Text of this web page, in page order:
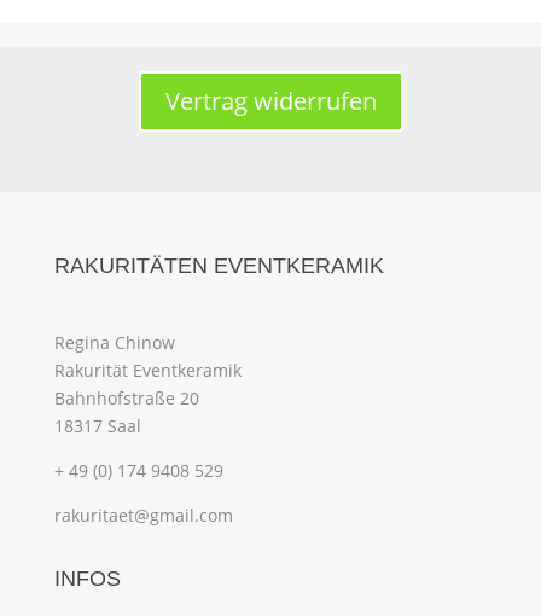
Vertrag widerrufen
RAKURITÄTEN EVENTKERAMIK
Regina Chinow
Rakurität Eventkeramik
Bahnhofstraße 20
18317 Saal
+ 49 (0) 174 9408 529
rakuritaet@gmail.com
INFOS